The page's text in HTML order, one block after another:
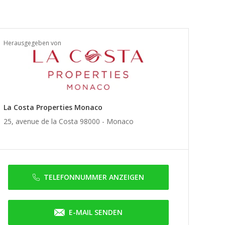
Herausgegeben von
La Costa Properties Monaco
25, avenue de la Costa 98000 - Monaco
TELEFONNUMMER ANZEIGEN
E-MAIL SENDEN